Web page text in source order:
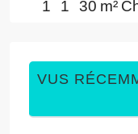
1 1 30 m²
VUS